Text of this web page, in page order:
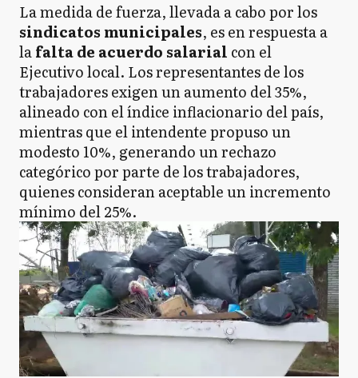
La medida de fuerza, llevada a cabo por los
sindicatos municipales, es en respuesta a
lafalta de acuerdo salarial con el
Ejecutivo local. Los representantes de los
trabajadores exigen un aumento del 35%,
alineado con el índice inflacionario del país,
mientras que el intendente propuso un
modesto 10%, generando un rechazo
categórico por parte de los trabajadores,
quienes consideran aceptable un incremento
mínimo del 25%.